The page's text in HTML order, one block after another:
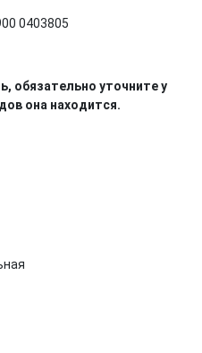
0403805
обязательно уточните у
она находится.